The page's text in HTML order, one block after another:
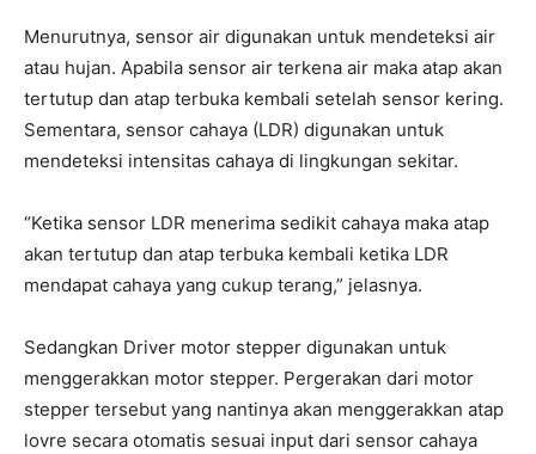
Menurutnya, sensor air digunakan untuk mendeteksi air
atau hujan. Apabila sensor air terkena air maka atap akan
tertutup dan atap terbuka kembali setelah sensor kering.
Sementara, sensor cahaya (LDR) digunakan untuk
mendeteksi intensitas cahaya di lingkungan sekitar.
“Ketika sensor LDR menerima sedikit cahaya maka atap
akan tertutup dan atap terbuka kembali ketika LDR
mendapat cahaya yang cukup terang,” jelasnya.
Sedangkan Driver motor stepper digunakan untuk
menggerakkan motor stepper. Pergerakan dari motor
stepper tersebut yang nantinya akan menggerakkan atap
lovre secara otomatis sesuai input dari sensor cahaya